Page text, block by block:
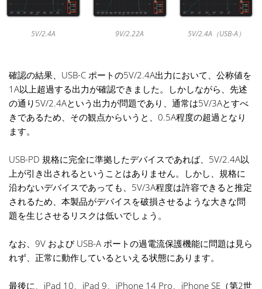
5V/2.4A 9V/2.22A 5V/2.4A（USB-A）
確認の結果、USB-C ポートの5V/2.4A出力において、公称値を
1A以上超過する出力が確認できました。しかしながら、先述
の通り5V/2.4Aという出力が問題であり、通常は5V/3Aとすべ
きであるため、その観点からいうと、0.5A程度の超過となり
ます。
USB-PD 規格に完全に準拠したデバイスであれば、5V/2.4A以
上が引き出されるということはありません。しかし、規格に
沿わないデバイスであっても、5V/3A程度は許容できると推定
されるため、本製品がデバイスを破損させるような大きな問
題を生じさせるリスクは低いでしょう。
なお、9V および USB-A ポートの過電流保護機能に問題は見ら
れず、正常に動作しているといえる状態にあります。
最後に、iPad 10、iPad 9、iPhone 14 Pro、iPhone SE（第2世